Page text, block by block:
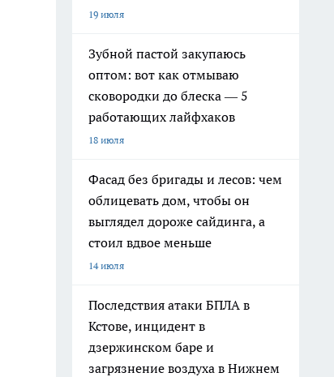
19 июля
Зубной пастой закупаюсь
оптом: вот как отмываю
сковородки до блеска — 5
работающих лайфхаков
18 июля
Фасад без бригады и лесов: чем
облицевать дом, чтобы он
выглядел дороже сайдинга, а
стоил вдвое меньше
14 июля
Последствия атаки БПЛА в
Кстове, инцидент в
дзержинском баре и
загрязнение воздуха в Нижнем